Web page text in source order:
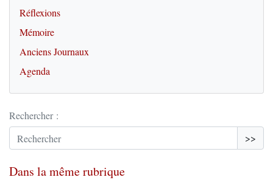
Réflexions
Mémoire
Anciens Journaux
Agenda
Rechercher :
>>
Dans la même rubrique